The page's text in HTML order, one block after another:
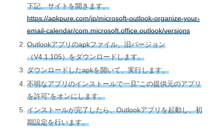
下記、サイトを開きます。
https://apkpure.com/jp/microsoft-outlook-organize-your-
email-calendar/com.microsoft.office.outlook/versions
Outlookアプリのapkファイル、旧バージョン
（V4.1.105）をダウンロードします。
ダウンロードしたapkを開いて、実行します。
不明なアプリのインストールで一旦”この提供元のアプリ
を許可”をオンにします。
インストールが完了したら、Outlookアプリを起動し、初
期設定を行います。